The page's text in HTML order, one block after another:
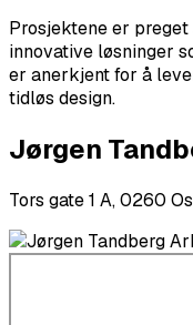
Prosjektene er
innovative løsninger
er anerkjent for å
tidløs design.
Jørgen
Tors gate 1 A, 0260